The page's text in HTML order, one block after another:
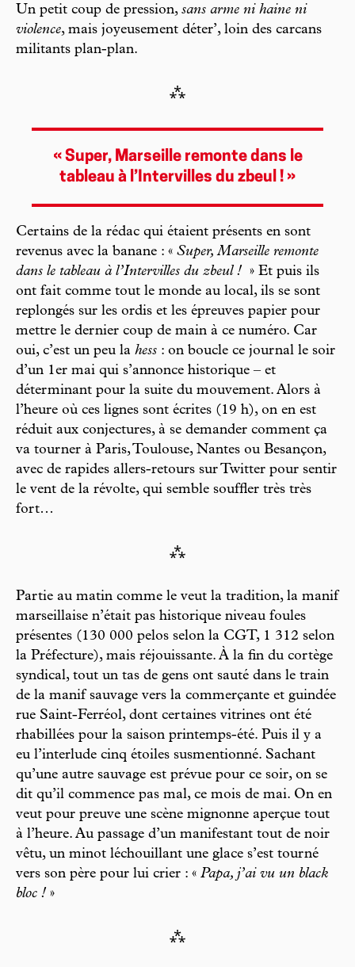
Un petit coup de pression, sans arme ni haine ni
violence, mais joyeusement déter’, loin des carcans
militants plan-plan.
⁂
« Super, Marseille remonte dans le
tableau à l’Intervilles du zbeul ! »
Certains de la rédac qui étaient présents en sont
revenus avec la banane : « Super, Marseille remonte
dans le tableau à l’Intervilles du zbeul ! » Et puis ils
ont fait comme tout le monde au local, ils se sont
replongés sur les ordis et les épreuves papier pour
mettre le dernier coup de main à ce numéro. Car
oui, c’est un peu la hess : on boucle ce journal le soir
d’un 1er mai qui s’annonce historique – et
déterminant pour la suite du mouvement. Alors à
l’heure où ces lignes sont écrites (19 h), on en est
réduit aux conjectures, à se demander comment ça
va tourner à Paris, Toulouse, Nantes ou Besançon,
avec de rapides allers-retours sur Twitter pour sentir
le vent de la révolte, qui semble souffler très très
fort…
⁂
Partie au matin comme le veut la tradition, la manif
marseillaise n’était pas historique niveau foules
présentes (130 000 pelos selon la CGT, 1 312 selon
la Préfecture), mais réjouissante. À la fin du cortège
syndical, tout un tas de gens ont sauté dans le train
de la manif sauvage vers la commerçante et guindée
rue Saint-Ferréol, dont certaines vitrines ont été
rhabillées pour la saison printemps-été. Puis il y a
eu l’interlude cinq étoiles susmentionné. Sachant
qu’une autre sauvage est prévue pour ce soir, on se
dit qu’il commence pas mal, ce mois de mai. On en
veut pour preuve une scène mignonne aperçue tout
à l’heure. Au passage d’un manifestant tout de noir
vêtu, un minot léchouillant une glace s’est tourné
vers son père pour lui crier : « Papa, j’ai vu un black
bloc ! »
⁂